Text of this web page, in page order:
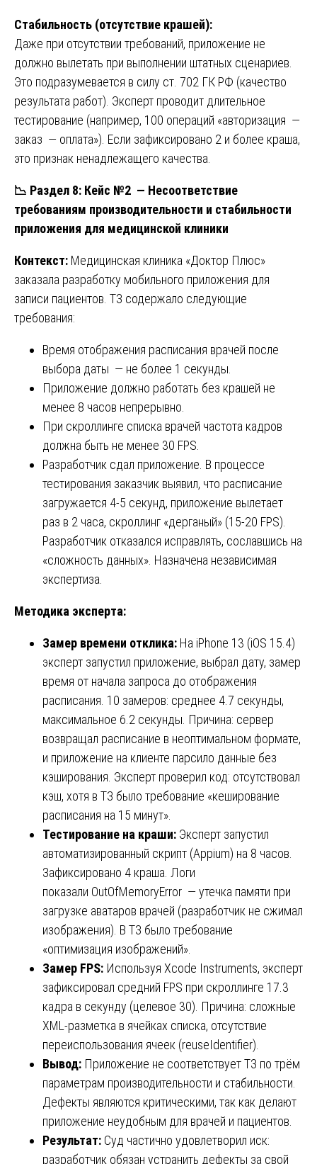
Стабильность (отсутствие крашей):
Даже при отсутствии требований, приложение не
должно вылетать при выполнении штатных сценариев.
Это подразумевается в силу ст. 702 ГК РФ (качество
результата работ). Эксперт проводит длительное
тестирование (например, 100 операций «авторизация —
заказ — оплата»). Если зафиксировано 2 и более краша,
это признак ненадлежащего качества.
📉 Раздел 8: Кейс №2 — Несоответствие
требованиям производительности и стабильности
приложения для медицинской клиники
Контекст: Медицинская клиника «Доктор Плюс»
заказала разработку мобильного приложения для
записи пациентов. ТЗ содержало следующие
требования:
Время отображения расписания врачей после
выбора даты — не более 1 секунды.
Приложение должно работать без крашей не
менее 8 часов непрерывно.
При скроллинге списка врачей частота кадров
должна быть не менее 30 FPS.
Разработчик сдал приложение. В процессе
тестирования заказчик выявил, что расписание
загружается 4-5 секунд, приложение вылетает
раз в 2 часа, скроллинг «дерганый» (15-20 FPS).
Разработчик отказался исправлять, сославшись на
«сложность данных». Назначена независимая
экспертиза.
Методика эксперта:
Замер времени отклика: На iPhone 13 (iOS 15.4)
эксперт запустил приложение, выбрал дату, замер
время от начала запроса до отображения
расписания. 10 замеров: среднее 4.7 секунды,
максимальное 6.2 секунды. Причина: сервер
возвращал расписание в неоптимальном формате,
и приложение на клиенте парсило данные без
кэширования. Эксперт проверил код: отсутствовал
кэш, хотя в ТЗ было требование «кеширование
расписания на 15 минут».
Тестирование на краши: Эксперт запустил
автоматизированный скрипт (Appium) на 8 часов.
Зафиксировано 4 краша. Логи
показали OutOfMemoryError — утечка памяти при
загрузке аватаров врачей (разработчик не сжимал
изображения). В ТЗ было требование
«оптимизация изображений».
Замер FPS: Используя Xcode Instruments, эксперт
зафиксировал средний FPS при скроллинге 17.3
кадра в секунду (целевое 30). Причина: сложные
XML-разметка в ячейках списка, отсутствие
переиспользования ячеек (reuseIdentifier).
Вывод: Приложение не соответствует ТЗ по трём
параметрам производительности и стабильности.
Дефекты являются критическими, так как делают
приложение неудобным для врачей и пациентов.
Результат: Суд частично удовлетворил иск:
разработчик обязан устранить дефекты за свой